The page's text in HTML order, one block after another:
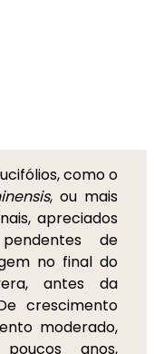
como o
, ou mais
apreciados
de
no final do
antes da
crescimento
moderado,
anos,